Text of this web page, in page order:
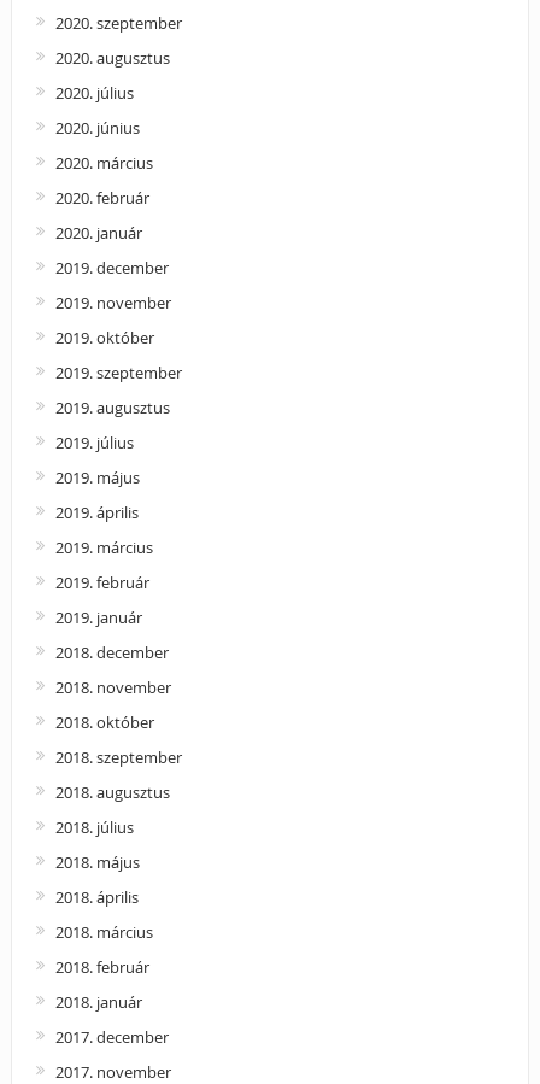
2020. szeptember
2020. augusztus
2020. július
2020. június
2020. március
2020. február
2020. január
2019. december
2019. november
2019. október
2019. szeptember
2019. augusztus
2019. július
2019. május
2019. április
2019. március
2019. február
2019. január
2018. december
2018. november
2018. október
2018. szeptember
2018. augusztus
2018. július
2018. május
2018. április
2018. március
2018. február
2018. január
2017. december
2017. november